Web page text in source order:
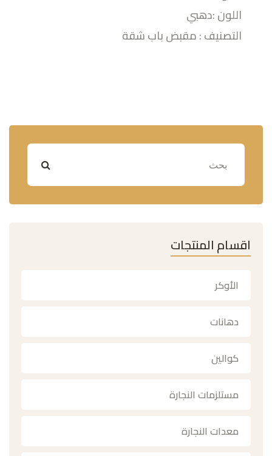
اللون :دهبي
التصنيف : مقبض باب شقة
اقسام المنتجات
الأوكر
دهانات
كوالين
مستلزمات النجارة
معدات النجارة